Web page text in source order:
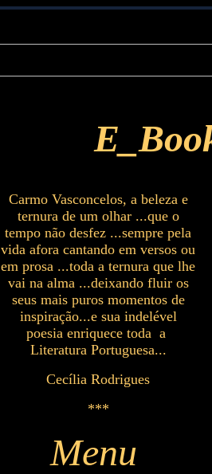
Carmo Vasconcelos, a beleza e
ternura de um olhar ...que o
tempo não desfez ...sempre pela
vida afora cantando em versos ou
em prosa ...toda a ternura que lhe
vai na alma ...deixando fluir os
seus mais puros momentos de
inspiração...e sua indelével
poesia enriquece toda a
Literatura Portuguesa...
Cecília Rodrigues
***
Menu